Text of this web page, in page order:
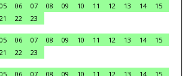
05 06 07 08 09 10 11 12 13 14
15
21 22
23
05 06 07 08 09 10 11 12 13 14
15
21 22
23
05 06 07 08 09 10 11 12 13 14
15